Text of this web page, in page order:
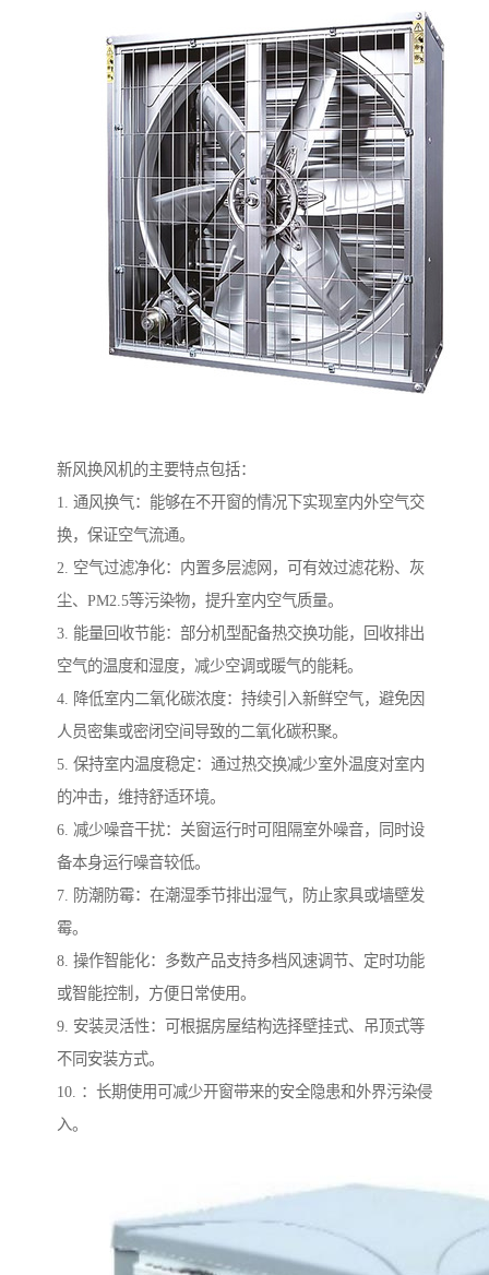
新风换风机的主要特点包括：
1. 通风换气：能够在不开窗的情况下实现室内外空气交
换，保证空气流通。
2. 空气过滤净化：内置多层滤网，可有效过滤花粉、灰
尘、PM2.5等污染物，提升室内空气质量。
3. 能量回收节能：部分机型配备热交换功能，回收排出
空气的温度和湿度，减少空调或暖气的能耗。
4. 降低室内二氧化碳浓度：持续引入新鲜空气，避免因
人员密集或密闭空间导致的二氧化碳积聚。
5. 保持室内温度稳定：通过热交换减少室外温度对室内
的冲击，维持舒适环境。
6. 减少噪音干扰：关窗运行时可阻隔室外噪音，同时设
备本身运行噪音较低。
7. 防潮防霉：在潮湿季节排出湿气，防止家具或墙壁发
霉。
8. 操作智能化：多数产品支持多档风速调节、定时功能
或智能控制，方便日常使用。
9. 安装灵活性：可根据房屋结构选择壁挂式、吊顶式等
不同安装方式。
10. ：长期使用可减少开窗带来的安全隐患和外界污染侵
入。